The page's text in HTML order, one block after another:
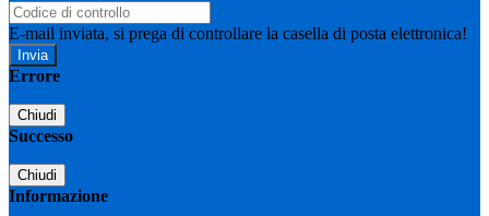
E-mail inviata, si prega di controllare la casella di posta elettronica!
Errore
Chiudi
Successo
Chiudi
Informazione